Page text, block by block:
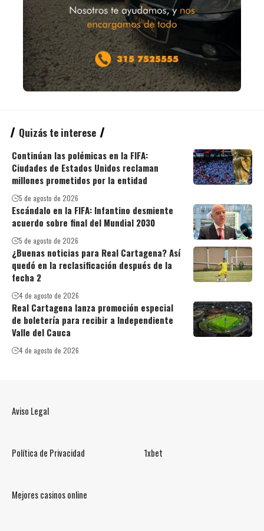
Quizás te interese
Continúan las polémicas en la FIFA:
Ciudades de Estados Unidos reclaman
millones prometidos por la entidad
5 de agosto de 2026
Escándalo en la FIFA: Infantino desmiente
acuerdo sobre final del Mundial 2030
5 de agosto de 2026
¿Buenas noticias para Real Cartagena? Así
quedó en la reclasificación después de la
fecha 2
4 de agosto de 2026
Real Cartagena lanza promoción especial
de boletería para recibir a Independiente
Valle del Cauca
4 de agosto de 2026
Aviso Legal
Política de Privacidad 1xbet
Mejores casinos online